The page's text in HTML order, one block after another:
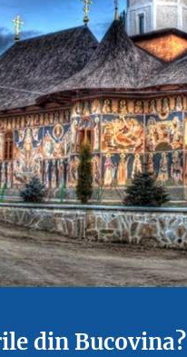
din Bucovina?